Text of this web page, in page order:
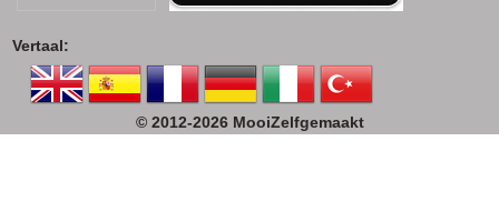
Vertaal:
© 2012-2026 MooiZelfgemaakt